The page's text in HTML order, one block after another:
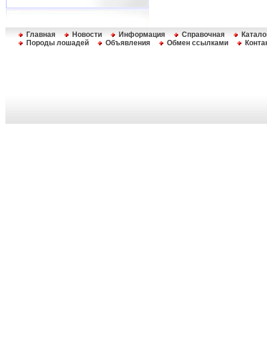
Главная Новости Информация Справочная
Породы лошадей
Объявления Обмен ссылками